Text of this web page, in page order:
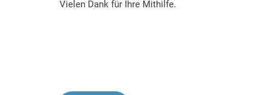
Vielen Dank für Ihre Mithilfe.